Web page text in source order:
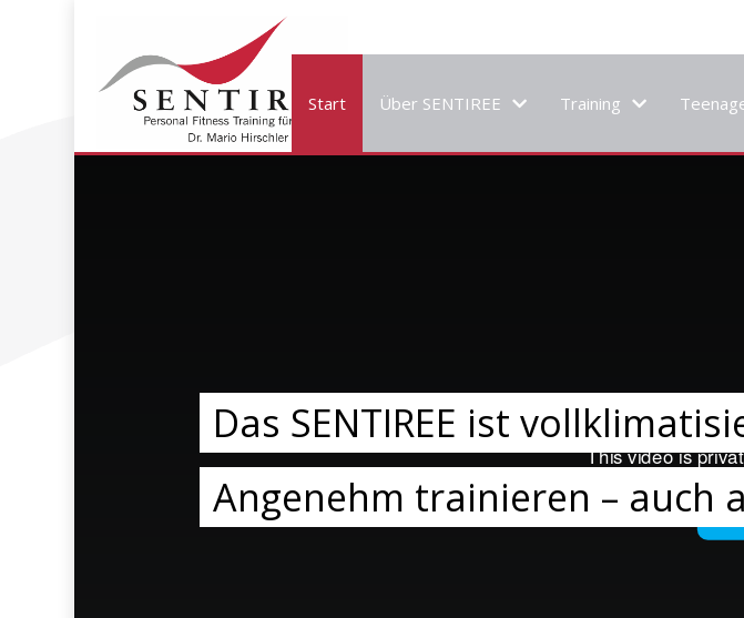
Start Über SENTIREE Training
Das SENTIREE ist
Angenehm trainieren – auch